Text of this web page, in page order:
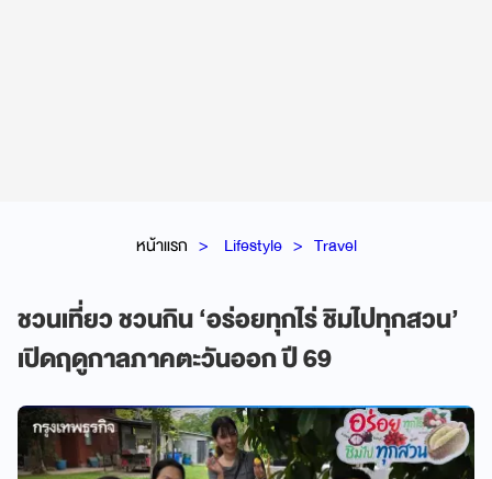
หน้าแรก Lifestyle Travel
ชวนเที่ยว ชวนกิน ‘อร่อยทุกไร่ ชิมไปทุกสวน’
เปิดฤดูกาลภาคตะวันออก ปี 69